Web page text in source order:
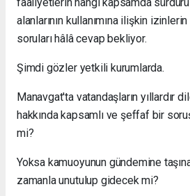
alanlarının kullanımına ilişkin
soruları hâlâ cevap bekliyor.
Şimdi gözler yetkili kurumlarda.
Manavgat'ta vatandaşların yıllardır
hakkında kapsamlı ve şeffaf bir
mi?
Yoksa kamuoyunun gündemine
zamanla unutulup gidecek mi?